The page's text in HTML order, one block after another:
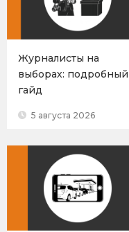
Журналисты на
выборах: подробный
гайд
5 августа 2026